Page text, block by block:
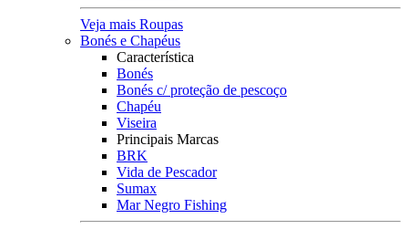
Veja mais Roupas
Bonés e Chapéus
Característica
Bonés
Bonés c/ proteção de pescoço
Chapéu
Viseira
Principais Marcas
BRK
Vida de Pescador
Sumax
Mar Negro Fishing